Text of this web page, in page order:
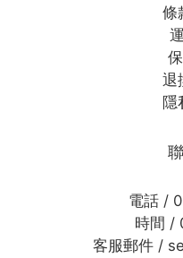
條
退
隱
電話 /
時間 /
客服郵件 /